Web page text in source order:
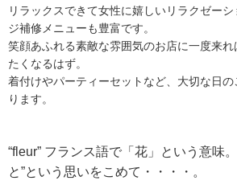
リラックスできて女性に嬉しいリラクゼー
ジ補修メニューも豊富です。
笑顔あふれる素敵な雰囲気のお店に一度来
たくなるはず。
着付けやパーティーセットなど、大切な日
ります。
“fleur” フランス語で「花」という意味
と”という思いをこめて・・・・。